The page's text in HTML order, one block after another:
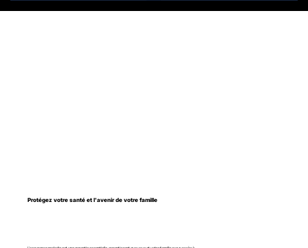
Protégez votre santé et l'avenir de votre famille